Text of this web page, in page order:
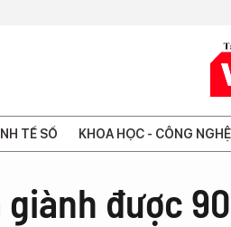
TẾ SỐ KHOA HỌC - CÔNG NGHỆ
giành được